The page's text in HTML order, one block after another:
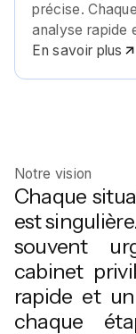
précise.
analyse rapide
En savoir plus
Notre vision
Chaque
est
souvent
cabinet
rapide et
chaque